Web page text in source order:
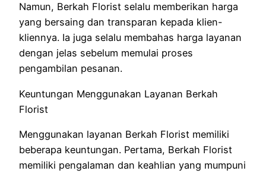
Namun, Berkah Florist selalu memberikan harga
yang bersaing dan transparan kepada klien-
kliennya. Ia juga selalu membahas harga layanan
dengan jelas sebelum memulai proses
pengambilan pesanan.
Keuntungan Menggunakan Layanan Berkah
Florist
Menggunakan layanan Berkah Florist memiliki
beberapa keuntungan. Pertama, Berkah Florist
memiliki pengalaman dan keahlian yang mumpuni